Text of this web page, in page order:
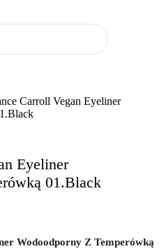
Carroll Vegan Eyeliner
Eyeliner
01.Black
Wodoodporny Z Temperówką